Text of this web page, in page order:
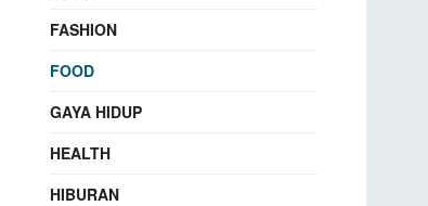
FASHION
FOOD
GAYA HIDUP
HEALTH
HIBURAN